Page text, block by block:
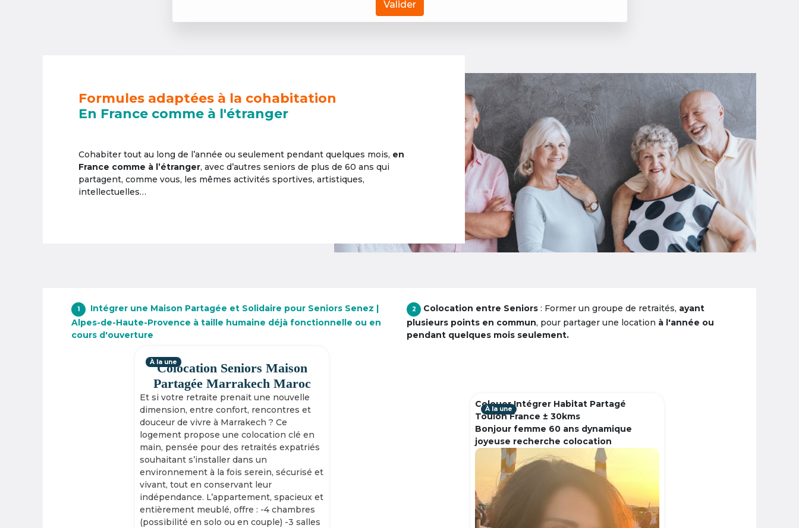
Valider
Formules adaptées à la cohabitation
En France comme à l'étranger
Cohabiter tout au long de l’année ou seulement pendant quelques mois, en
France comme à l’étranger, avec d’autres seniors de plus de 60 ans qui
partagent, comme vous, les mêmes activités sportives, artistiques,
intellectuelles…
1
Intégrer une Maison Partagée et Solidaire pour Seniors Senez |
Alpes-de-Haute-Provence à taille humaine déjà fonctionnelle ou en
cours d'ouverture
Colocation Seniors Maison
Partagée Marrakech Maroc
Et si votre retraite prenait une nouvelle
dimension, entre confort, rencontres et
douceur de vivre à Marrakech ? Ce
logement propose une colocation clé en
main, pensée pour des retraités expatriés
souhaitant s’installer dans un
environnement à la fois serein, sécurisé et
vivant, tout en conservant leur
indépendance. L’appartement, spacieux et
entièrement meublé, offre : -4 chambres
(possibilité en solo ou en couple) -3 salles
À la une
2 Colocation entre Seniors : Former un groupe de retraités, ayant
plusieurs points en commun, pour partager une location à l'année ou
pendant quelques mois seulement.
Colouer Intégrer Habitat Partagé
Toulon France ± 30kms
Bonjour femme 60 ans dynamique
joyeuse recherche colocation
À la une